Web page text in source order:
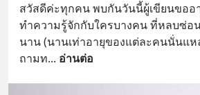
สวัสดีค่ะทุกคน พบกันวันนี้ผู้เขียนขออ
ทำความรู้จักกับใครบางคน ที่หลบซ่อ
นาน (นานเท่าอายุของแต่ละคนนั่นแ
ถามท... อ่านต่อ